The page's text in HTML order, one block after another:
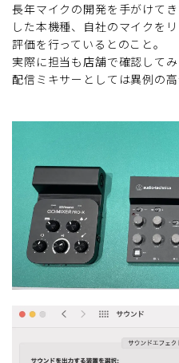
長年マイクの開発を手がけて
した本機種、自社のマイクを
評価を行っているとのこと。
実際に担当も店舗で確認して
配信ミキサーとしては異例の高